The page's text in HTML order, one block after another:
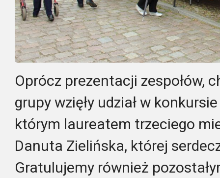
Oprócz prezentacji zespołów,
grupy wzięły udział w
którym laureatem trzeciego
Danuta Zielińska, której
Gratulujemy również